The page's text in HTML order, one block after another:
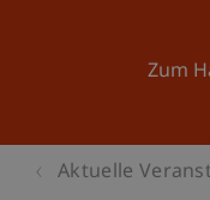
Zum
Aktuelle